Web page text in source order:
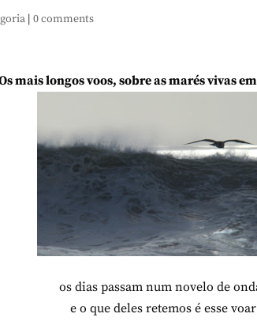
| 0 comments
mais longos voos, sobre as marés vivas
os dias passam num novelo de
e o que deles retemos é esse voar